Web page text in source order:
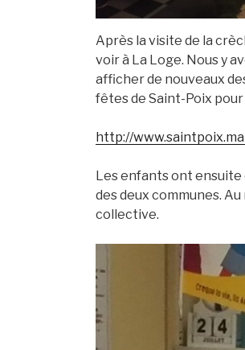
Après la visite de la
voir à La Loge. Nous y
afficher de nouveaux
fêtes de Saint-Poix
http://
Les enfants ont
des deux communes.
collective.